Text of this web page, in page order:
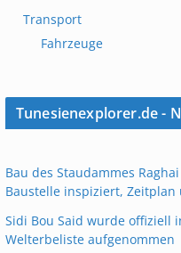
Transport
Fahrzeuge
Tunesienexplorer.de -
Bau des Staudammes
Baustelle inspiziert, Zeitplan
Sidi Bou Said wurde offiziell
Welterbeliste aufgenommen